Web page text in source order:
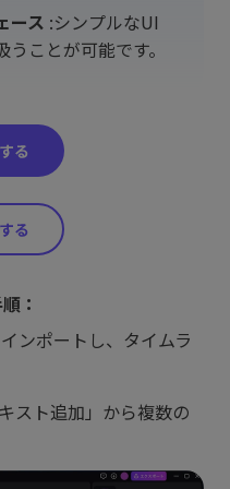
ース :シンプルなUI
ことが可能です。
：
ンポートし、タイムラ
スト追加」から複数の